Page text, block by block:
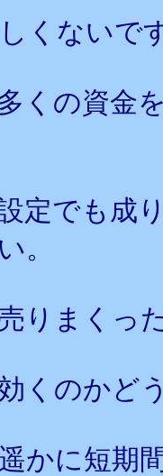
くないで
くの資金
定でも成
。
りまくっ
くのかど
かに短期